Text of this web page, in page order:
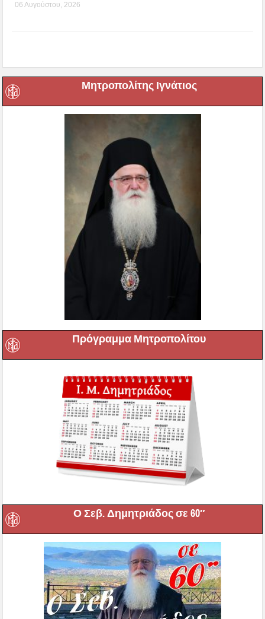
06 Αυγούστου, 2026
Μητροπολίτης Ιγνάτιος
Πρόγραμμα Μητροπολίτου
Ο Σεβ. Δημητριάδος σε 60″